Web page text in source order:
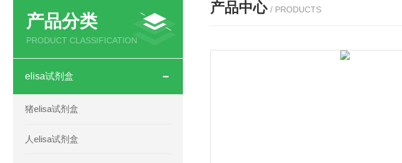
产品分类
PRODUCT CLASSIFICATION
elisa试剂盒
猪elisa试剂盒
人elisa试剂盒
产品中心 / PRODUCTS